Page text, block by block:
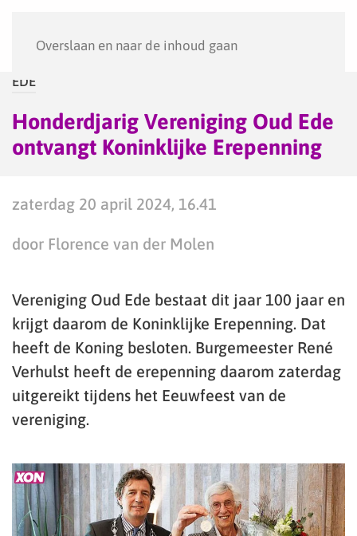
Overslaan en naar de inhoud gaan
EDE
Honderdjarig Vereniging Oud Ede
ontvangt Koninklijke Erepenning
zaterdag 20 april 2024, 16.41
door Florence van der Molen
Vereniging Oud Ede bestaat dit jaar 100 jaar en
krijgt daarom de Koninklijke Erepenning. Dat
heeft de Koning besloten. Burgemeester René
Verhulst heeft de erepenning daarom zaterdag
uitgereikt tijdens het Eeuwfeest van de
vereniging.